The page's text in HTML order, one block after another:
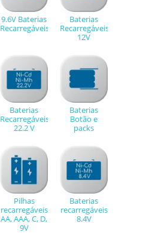
9.6V Baterias
Recarregáveis
Baterias
Recarregáveis
12V
Baterias
Recarregáveis
22.2 V
Baterias
Botão e
packs
Pilhas
recarregáveis
AA, AAA, C, D,
9V
Baterias
recarregáveis
8.4V